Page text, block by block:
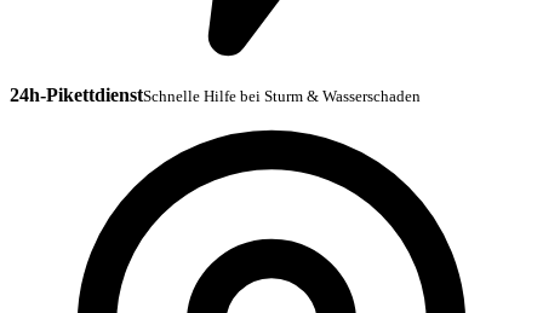
24h-PikettdienstSchnelle Hilfe bei Sturm & Wasserschaden